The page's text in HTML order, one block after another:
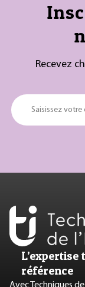
Recevez
Saisissez votre
référence
Avec Techniques